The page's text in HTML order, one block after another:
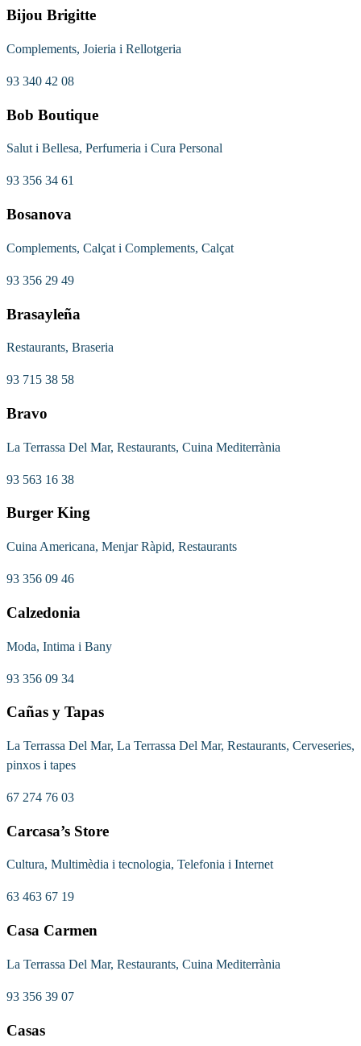
Bijou Brigitte
Complements, Joieria i Rellotgeria
93 340 42 08
Bob Boutique
Salut i Bellesa, Perfumeria i Cura Personal
93 356 34 61
Bosanova
Complements, Calçat i Complements, Calçat
93 356 29 49
Brasayleña
Restaurants, Braseria
93 715 38 58
Bravo
La Terrassa Del Mar, Restaurants, Cuina Mediterrània
93 563 16 38
Burger King
Cuina Americana, Menjar Ràpid, Restaurants
93 356 09 46
Calzedonia
Moda, Intima i Bany
93 356 09 34
Cañas y Tapas
La Terrassa Del Mar, La Terrassa Del Mar, Restaurants, Cerveseries,
pinxos i tapes
67 274 76 03
Carcasa’s Store
Cultura, Multimèdia i tecnologia, Telefonia i Internet
63 463 67 19
Casa Carmen
La Terrassa Del Mar, Restaurants, Cuina Mediterrània
93 356 39 07
Casas